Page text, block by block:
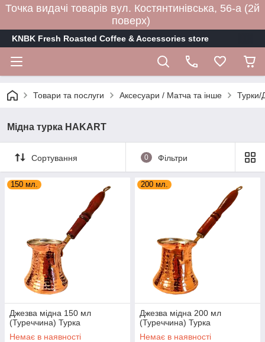
Точка видачі товарів вул. Костянтинівська, 56-а (2й
поверх)
KNBK Fresh Roasted Coffee & Accessories store
Товари та послуги Аксесуари / Матча та інше Турки/
Мідна турка HAKART
Сортування 0 Фільтри
150 мл.
Джезва мідна 150 мл
(Туреччина) Турка
Немає в наявності
200 мл.
Джезва мідна 200 мл
(Туреччина) Турка
Немає в наявності